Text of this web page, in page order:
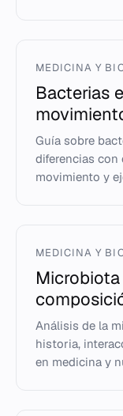
MEDICINA Y
Bacterias
Guía sobre
diferencias con
movimiento y
MEDICINA Y
Análisis de la
historia,
en medicina y